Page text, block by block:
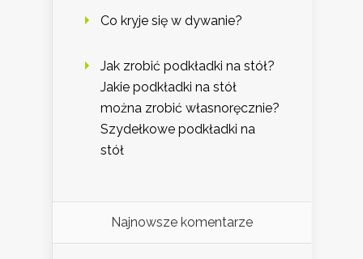
Co kryje się w dywanie?
Jak zrobić podkładki na stół?
Jakie podkładki na stół
można zrobić własnoręcznie?
Szydełkowe podkładki na
stół
Najnowsze komentarze